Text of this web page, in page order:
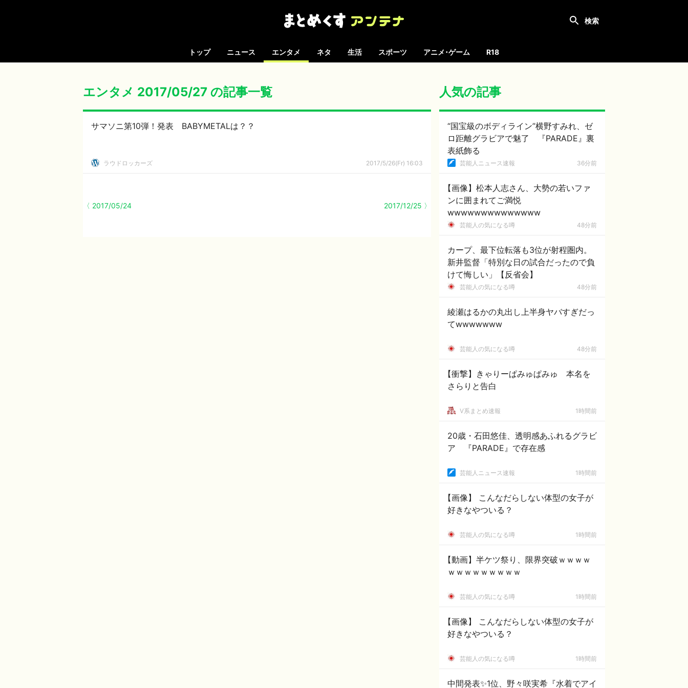
トップ ニュース エンタメ ネタ 生活 スポーツ アニメ･ゲーム R18
エンタメ 2017/05/27 の記事一覧
サマソニ第10弾！発表 BABYMETALは？？
ラウドロッカーズ 2017/5/26(Fr) 16:03
〈 2017/05/24 2017/12/25 〉
人気の記事
“国宝級のボディライン”横野すみれ、ゼ
ロ距離グラビアで魅了 『PARADE』裏
表紙飾る
芸能人ニュース速報 36分前
【画像】松本人志さん、大勢の若いファ
ンに囲まれてご満悦
wwwwwwwwwwwwww
芸能人の気になる噂 48分前
カープ、最下位転落も3位が射程圏内。
新井監督「特別な日の試合だったので負
けて悔しい」【反省会】
芸能人の気になる噂 48分前
綾瀬はるかの丸出し上半身ヤバすぎだっ
てwwwwwww
芸能人の気になる噂 48分前
【衝撃】きゃりーぱみゅぱみゅ 本名を
さらりと告白
V系まとめ速報 1時間前
20歳・石田悠佳、透明感あふれるグラビ
ア 『PARADE』で存在感
芸能人ニュース速報 1時間前
【画像】 こんなだらしない体型の女子が
好きなやついる？
芸能人の気になる噂 1時間前
【動画】半ケツ祭り、限界突破ｗｗｗｗ
ｗｗｗｗｗｗｗｗｗ
芸能人の気になる噂 1時間前
【画像】 こんなだらしない体型の女子が
好きなやついる？
芸能人の気になる噂 1時間前
中間発表✨1位、野々咲実希『水着でアイ